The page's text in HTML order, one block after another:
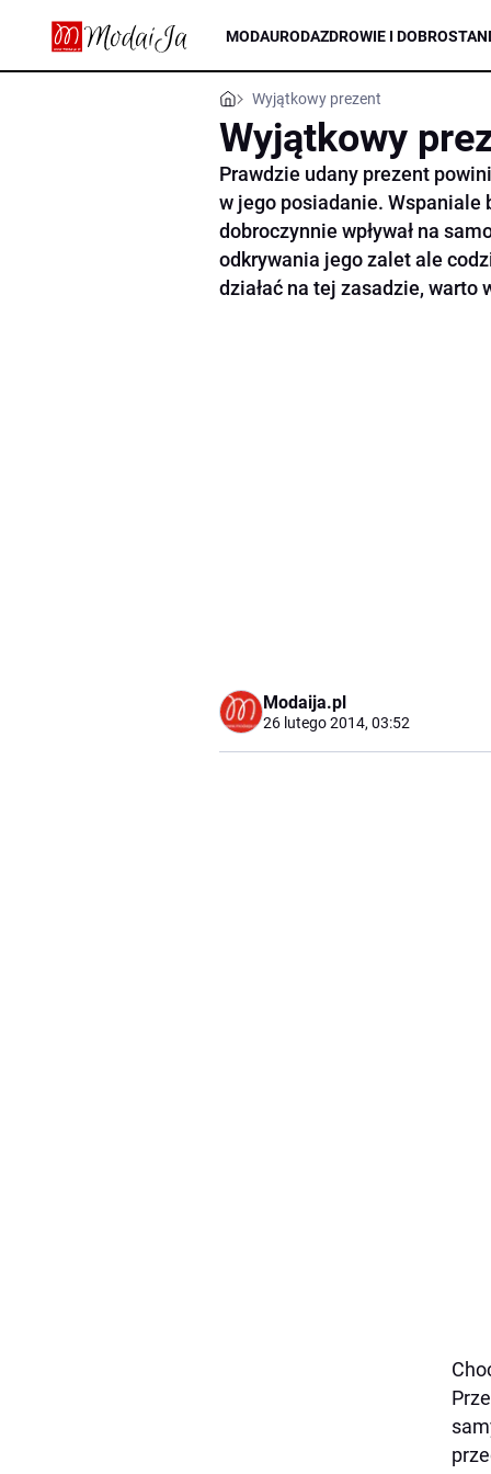
MODAURODAZDROWIE I DOBROSTAN
Wyjątkowy prezent
Wyjątkowy
Prawdzie udany prezent
w jego posiadanie. Wspaniale
dobroczynnie wpływał na
odkrywania jego zalet ale
działać na tej zasadzie,
Modaija.pl
26 lutego 2014, 03:52